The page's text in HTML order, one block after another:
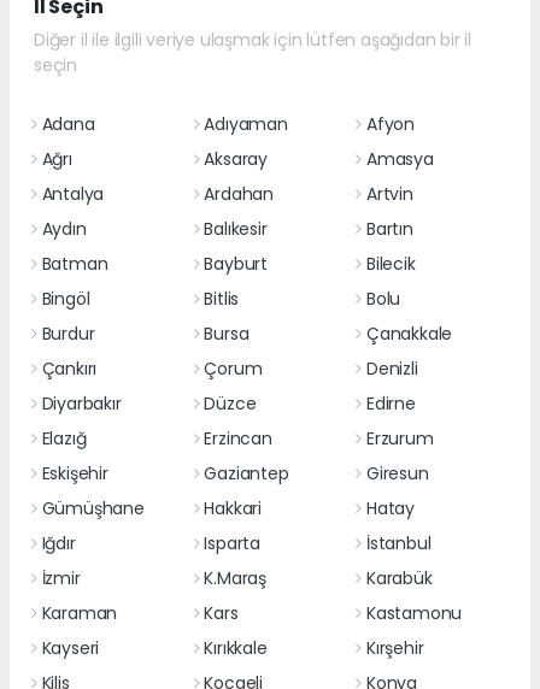
İl Seçin
Diğer il ile ilgili veriye ulaşmak için lütfen aşağıdan bir il
seçin
Adana Adıyaman
Afyon
Ağrı
Aksaray
Amasya
Antalya
Ardahan
Artvin
Aydın
Balıkesir
Bartın
Batman
Bayburt
Bilecik
Bingöl
Bitlis
Bolu
Burdur
Bursa
Çanakkale
Çankırı
Çorum
Denizli
Diyarbakır
Düzce
Edirne
Elazığ
Erzincan
Erzurum
Eskişehir
Gaziantep
Giresun
Gümüşhane
Hakkari
Hatay
Iğdır
Isparta
İstanbul
İzmir
K.Maraş
Karabük
Karaman
Kars
Kastamonu
Kayseri
Kırıkkale
Kırşehir
Kilis
Kocaeli
Konya